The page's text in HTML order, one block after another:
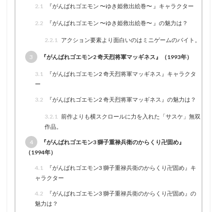
2.1 『がんばれゴエモン 〜ゆき姫救出絵巻〜 』キャラクター
2.2 『がんばれゴエモン 〜ゆき姫救出絵巻〜 』の魅力は？
2.2.1 アクション要素より面白いのはミニゲームのバイト。
3 『がんばれゴエモン2 奇天烈将軍マッギネス』（1993年）
3.1
『がんばれゴエモン2 奇天烈将軍マッギネス』キャラクタ
ー
3.2 『がんばれゴエモン2 奇天烈将軍マッギネス』の魅力は？
3.2.1 前作よりも横スクロールに力を入れた「サスケ」無双
作品。
4
『がんばれゴエモン3 獅子重禄兵衛のからくり卍固め』
（1994年）
4.1
『がんばれゴエモン3 獅子重禄兵衛のからくり卍固め』キ
ャラクター
4.2
『がんばれゴエモン3 獅子重禄兵衛のからくり卍固め』の
魅力は？